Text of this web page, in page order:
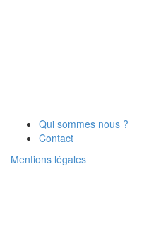
Qui sommes nous ?
Contact
Mentions légales